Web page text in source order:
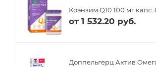
Коэнзим Q10 100 мг
от 1 532.20 руб.
Доппельгерц Актив